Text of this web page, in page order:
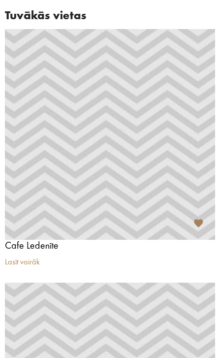
Tuvākās vietas
Cafe Ledenīte
Lasīt vairāk